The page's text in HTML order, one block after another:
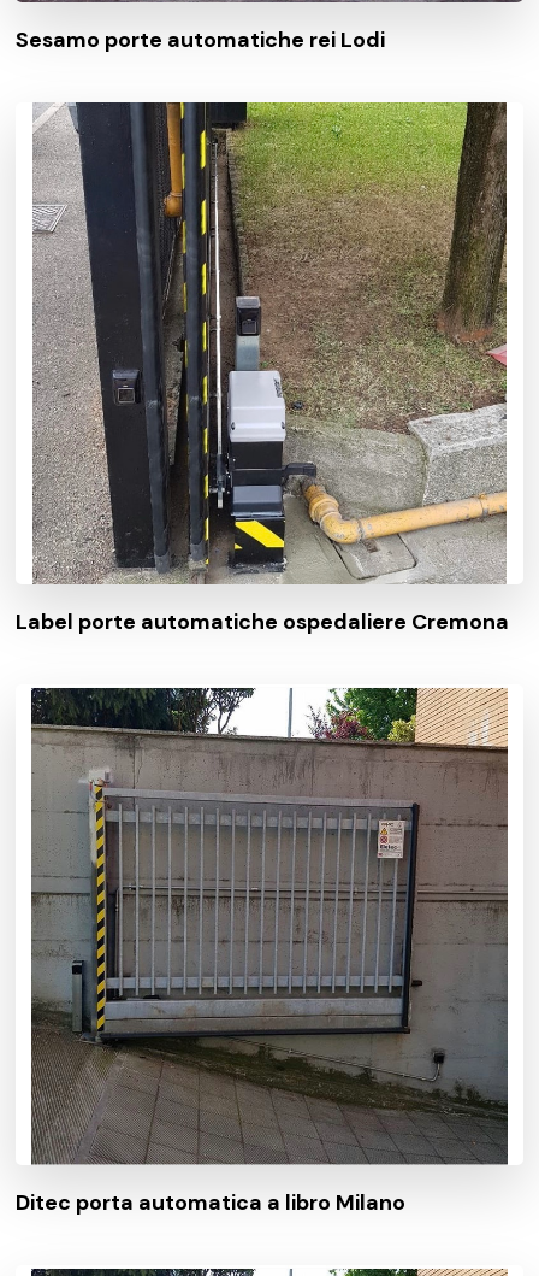
Sesamo porte automatiche rei Lodi
Label porte automatiche ospedaliere Cremona
Ditec porta automatica a libro Milano